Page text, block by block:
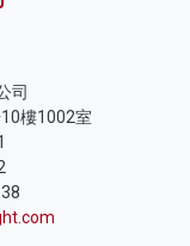
司
樓1002室